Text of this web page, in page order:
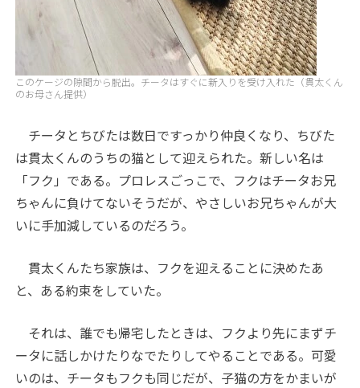
このケージの隙間から脱出。チータはすぐに新入りを受け入れた（貫太くん
のお母さん提供）
チータとちびたは数日ですっかり仲良くなり、ちびた
は貫太くんのうちの猫として迎えられた。新しい名は
「フク」である。プロレスごっこで、フクはチータお兄
ちゃんに負けてないそうだが、やさしいお兄ちゃんが大
いに手加減しているのだろう。
貫太くんたち家族は、フクを迎えることに決めたあ
と、ある約束をしていた。
それは、誰でも帰宅したときは、フクより先にまずチ
ータに話しかけたりなでたりしてやることである。可愛
いのは、チータもフクも同じだが、子猫の方をかまいが